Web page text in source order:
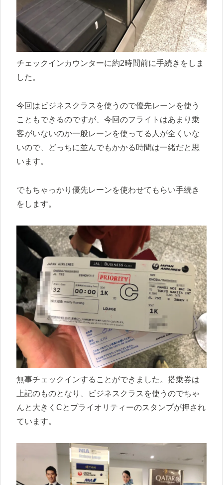
チェックインカウンターに約2時間前に手続きをしま
した。
今回はビジネスクラスを使うので優先レーンを使う
こともできるのですが、今回のフライトはあまり乗
客がいないのか一般レーンを使ってる人が全くいな
いので、どっちに並んでもかかる時間は一緒だと思
います。
でもちゃっかり優先レーンを使わせてもらい手続き
をします。
無事チェックインすることができました。搭乗券は
上記のものとなり、ビジネスクラスを使うのでちゃ
んと大きくCとプライオリティーのスタンプが押され
ています。